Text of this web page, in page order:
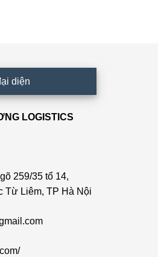
diện
LOGISTICS
259/35 tổ 14,
Từ Liêm, TP Hà Nội